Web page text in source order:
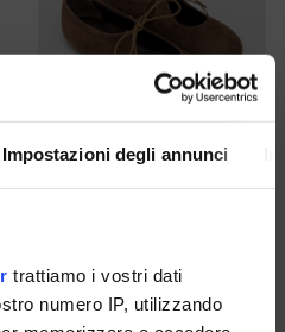
Impostazioni degli annunci
trattiamo i vostri dati
numero IP, utilizzando
36